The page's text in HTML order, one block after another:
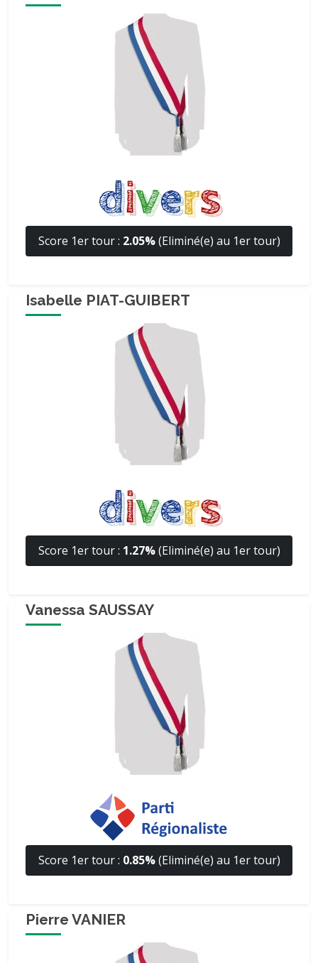
Score 1er tour : 2.05%(Eliminé(e) au 1er tour)
Isabelle PIAT-GUIBERT
Score 1er tour : 1.27%(Eliminé(e) au 1er tour)
Vanessa SAUSSAY
Score 1er tour : 0.85%(Eliminé(e) au 1er tour)
Pierre VANIER